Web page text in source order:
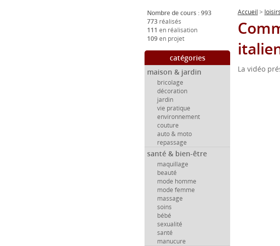
Nombre de cours : 993
773 réalisés
111 en réalisation
109en projet
catégories
maison & jardin
bricolage
décoration
jardin
vie pratique
environnement
couture
auto & moto
repassage
santé & bien-être
maquillage
beauté
mode homme
mode femme
massage
soins
bébé
sexualité
santé
manucure
Accueil > loisirs
La vidéo